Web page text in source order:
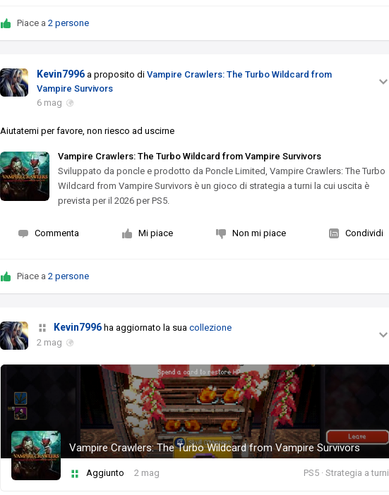
Piace a2 persone
Kevin7996 a proposito diVampire Crawlers: The Turbo Wildcard from
Vampire Survivors
6 mag
Aiutatemi per favore, non riesco ad uscirne
Vampire Crawlers: The Turbo Wildcard from Vampire Survivors
Sviluppato da poncle e prodotto da Poncle Limited, Vampire Crawlers: The Turbo
Wildcard from Vampire Survivors è un gioco di strategia a turni la cui uscita è
prevista per il 2026 per PS5.
Commenta Mi piace Non mi piace Condividi
Piace a2 persone
Kevin7996 ha aggiornato la suacollezione
2 mag
Vampire Crawlers: The Turbo Wildcard from Vampire Survivors
Aggiunto 2 mag PS5 · Strategia a turni